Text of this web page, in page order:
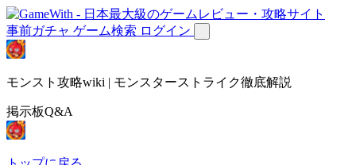
事前ガチャ ゲーム検索 ログイン
モンスト攻略wiki | モンスターストライク徹底解説
掲示板Q&A